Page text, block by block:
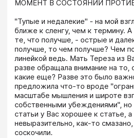
МОМЕНТ В СОСТОЯНИИ
"Тупые и недалекие" - на мой
ближе к сленгу, чем к термину.
те, что получше, - острые и
получше, то чем получше? Чем
линейкой ведь. Мать Тереза из
разве обращала внимание на то,
какие еще? Разве это было
предложила что-то вроде
масштабе мышления и широте
собственными убеждениями", но
статьи у Вас хорошее к статье,
невыразительно, как-то
соскочили.